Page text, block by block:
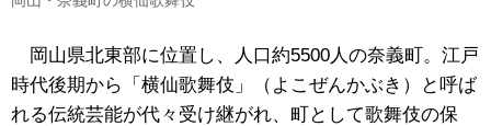
岡山県北東部に位置し、人口約5500人の奈義町。江戸
時代後期から「横仙歌舞伎」（よこぜんかぶき）と呼ば
れる伝統芸能が代々受け継がれ、町として歌舞伎の保